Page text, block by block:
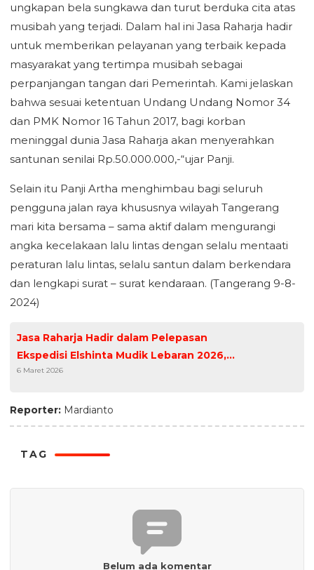
ungkapan bela sungkawa dan turut berduka cita atas
musibah yang terjadi. Dalam hal ini Jasa Raharja hadir
untuk memberikan pelayanan yang terbaik kepada
masyarakat yang tertimpa musibah sebagai
perpanjangan tangan dari Pemerintah. Kami jelaskan
bahwa sesuai ketentuan Undang Undang Nomor 34
dan PMK Nomor 16 Tahun 2017, bagi korban
meninggal dunia Jasa Raharja akan menyerahkan
santunan senilai Rp.50.000.000,-“ujar Panji.
Selain itu Panji Artha menghimbau bagi seluruh
pengguna jalan raya khususnya wilayah Tangerang
mari kita bersama – sama aktif dalam mengurangi
angka kecelakaan lalu lintas dengan selalu mentaati
peraturan lalu lintas, selalu santun dalam berkendara
dan lengkapi surat – surat kendaraan. (Tangerang 9-8-
2024)
Jasa Raharja Hadir dalam Pelepasan
Ekspedisi Elshinta Mudik Lebaran 2026,
Perkuat Kolaborasi Keselamatan
6 Maret 2026
Reporter: Mardianto
TAG
Belum ada komentar